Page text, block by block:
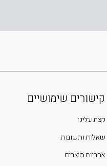
קישורים שימושיים
קצת עלינו
שאלות ותשובות
אחריות מוצרים